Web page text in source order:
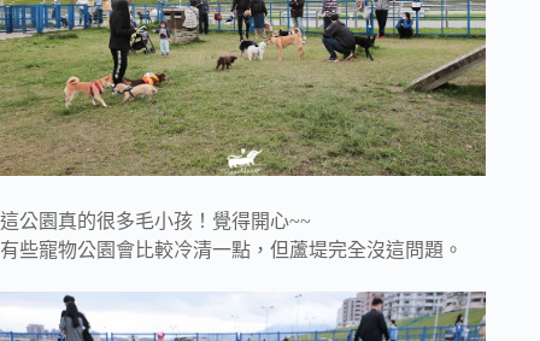
這公園真的很多毛小孩！覺得開心~~
有些寵物公園會比較冷清一點，但蘆堤完全沒這問題。